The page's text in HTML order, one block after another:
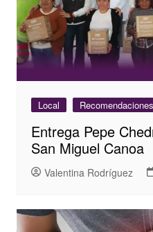
Local
Entrega Pepe
San Miguel Canoa
Valentina Rodríguez